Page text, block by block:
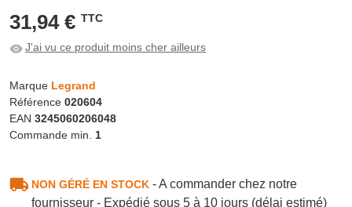
31,94 € TTC
J'ai vu ce produit moins cher ailleurs
Marque Legrand
Référence 020604
EAN 3245060206048
Commande min. 1
NON GÉRÉ EN STOCK- A commander chez notre
fournisseur - Expédié sous 5 à 10 jours (délai estimé)